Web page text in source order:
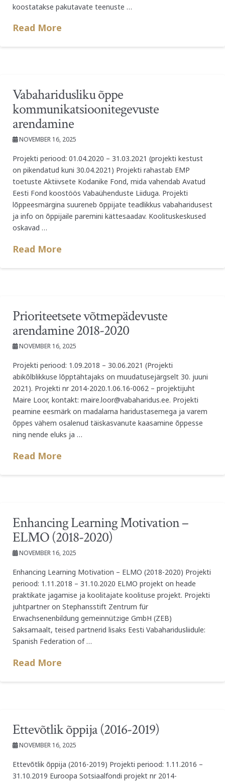
koostatakse pakutavate teenuste …
Read More
Vabaharidusliku õppe
kommunikatsioonitegevuste
arendamine
NOVEMBER 16, 2025
Projekti periood: 01.04.2020 – 31.03.2021 (projekti kestust
on pikendatud kuni 30.04.2021) Projekti rahastab EMP
toetuste Aktiivsete Kodanike Fond, mida vahendab Avatud
Eesti Fond koostöös Vabaühenduste Liiduga. Projekti
lõppeesmärgina suureneb õppijate teadlikkus vabaharidusest
ja info on õppijaile paremini kättesaadav. Koolituskeskused
oskavad …
Read More
Prioriteetsete võtmepädevuste
arendamine 2018-2020
NOVEMBER 16, 2025
Projekti periood: 1.09.2018 – 30.06.2021 (Projekti
abikõlblikkuse lõpptähtajaks on muudatusejärgselt 30. juuni
2021). Projekti nr 2014-2020.1.06.16-0062 – projektijuht
Maire Loor, kontakt: maire.loor@vabaharidus.ee. Projekti
peamine eesmärk on madalama haridustasemega ja varem
õppes vähem osalenud täiskasvanute kaasamine õppesse
ning nende eluks ja …
Read More
Enhancing Learning Motivation –
ELMO (2018-2020)
NOVEMBER 16, 2025
Enhancing Learning Motivation – ELMO (2018-2020) Projekti
periood: 1.11.2018 – 31.10.2020 ELMO projekt on heade
praktikate jagamise ja koolitajate koolituse projekt. Projekti
juhtpartner on Stephansstift Zentrum für
Erwachsenenbildung gemeinnützige GmbH (ZEB)
Saksamaalt, teised partnerid lisaks Eesti Vabaharidusliidule:
Spanish Federation of …
Read More
Ettevõtlik õppija (2016-2019)
NOVEMBER 16, 2025
Ettevõtlik õppija (2016-2019) Projekti periood: 1.11.2016 –
31.10.2019 Euroopa Sotsiaalfondi projekt nr 2014-